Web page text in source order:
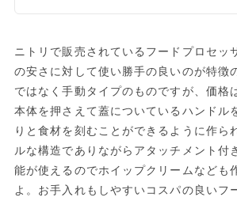
ニトリで販売されているフードプロセッ
の安さに対して使い勝手の良いのが特徴
ではなく手動タイプのものですが、価
本体を押さえて蓋についているハンドル
りと食材を刻むことができるように作ら
ルな構造でありながらアタッチメント付
能が使えるのでホイップクリームなども
よ。お手入れもしやすいコスパの良いフ